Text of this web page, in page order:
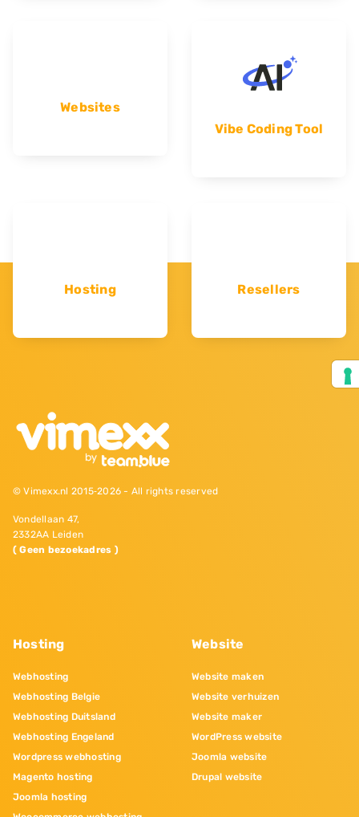
Websites
Vibe Coding Tool
Hosting Resellers
© Vimexx.nl 2015‐2026 - All rights reserved
Vondellaan 47,
2332AA Leiden
( Geen bezoekadres )
Hosting
Webhosting
Webhosting Belgie
Webhosting Duitsland
Webhosting Engeland
Wordpress webhosting
Magento hosting
Joomla hosting
Website
Website maken
Website verhuizen
Website maker
WordPress website
Joomla website
Drupal website